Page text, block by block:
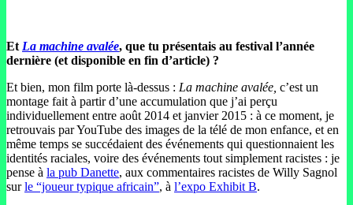
Et La machine avalée, que tu présentais au festival l’année
dernière (et disponible en fin d’article) ?
Et bien, mon film porte là-dessus : La machine avalée, c’est un
montage fait à partir d’une accumulation que j’ai perçu
individuellement entre août 2014 et janvier 2015 : à ce moment, je
retrouvais par YouTube des images de la télé de mon enfance, et en
même temps se succédaient des événements qui questionnaient les
identités raciales, voire des événements tout simplement racistes : je
pense à la pub Danette, aux commentaires racistes de Willy Sagnol
surle “joueur typique africain”, à l’expo Exhibit B.